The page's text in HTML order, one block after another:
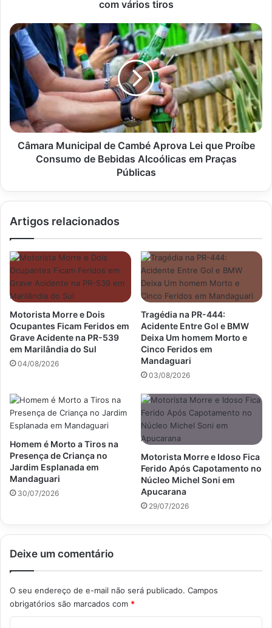
com vários tiros
Câmara
Municipal
de
Cambé
Aprova
Lei
que
Proíbe
Consumo
de
Bebidas
Câmara Municipal de Cambé Aprova Lei que Proíbe
Consumo de Bebidas Alcoólicas em Praças
Públicas
Artigos relacionados
Motorista Morre e Dois
Ocupantes Ficam Feridos em
Grave Acidente na PR-539
em Marilândia do Sul
04/08/2026
Tragédia na PR-444:
Acidente Entre Gol e BMW
Deixa Um homem Morto e
Cinco Feridos em
Mandaguari
03/08/2026
Homem é Morto a Tiros na
Presença de Criança no
Jardim Esplanada em
Mandaguari
30/07/2026
Motorista Morre e Idoso Fica
Ferido Após Capotamento no
Núcleo Michel Soni em
Apucarana
29/07/2026
Deixe um comentário
O seu endereço de e-mail não será publicado. Campos
obrigatórios são marcados com *